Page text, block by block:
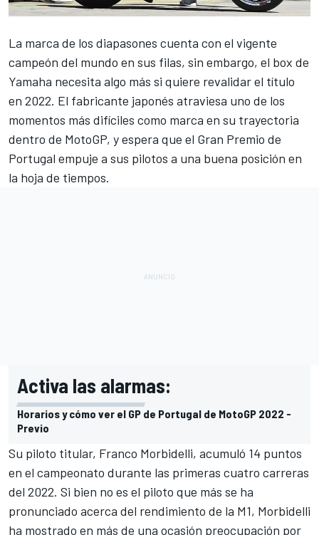
La marca de los diapasones cuenta con el vigente
campeón del mundo en sus filas, sin embargo, el box de
Yamaha necesita algo más si quiere revalidar el título
en 2022. El fabricante japonés atraviesa uno de los
momentos más difíciles como marca en su trayectoria
dentro de MotoGP, y espera que el Gran Premio de
Portugal empuje a sus pilotos a una buena posición en
la hoja de tiempos.
Activa las alarmas:
Horarios y cómo ver el GP de Portugal de MotoGP 2022 -
Previo
Su piloto titular, Franco Morbidelli, acumuló 14 puntos
en el campeonato durante las primeras cuatro carreras
del 2022. Si bien no es el piloto que más se ha
pronunciado acerca del rendimiento de la M1, Morbidelli
ha mostrado en más de una ocasión preocupación por